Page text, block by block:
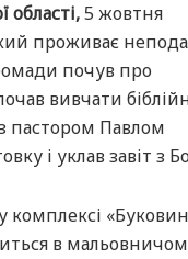
області,5 жовтня
проживає
почув про
вивчати
пастором Павлом
і уклав завіт з
в